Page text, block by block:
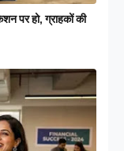
पर हो, ग्राहकों की